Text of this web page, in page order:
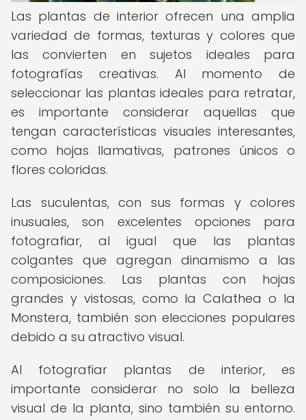
Las plantas de interior ofrecen una amplia
variedad de formas, texturas y colores que
las convierten en sujetos ideales para
fotografías creativas. Al momento de
seleccionar las plantas ideales para retratar,
es importante considerar aquellas que
tengan características visuales interesantes,
como hojas llamativas, patrones únicos o
flores coloridas.
Las suculentas, con sus formas y colores
inusuales, son excelentes opciones para
fotografiar, al igual que las plantas
colgantes que agregan dinamismo a las
composiciones. Las plantas con hojas
grandes y vistosas, como la Calathea o la
Monstera, también son elecciones populares
debido a su atractivo visual.
Al fotografiar plantas de interior, es
importante considerar no solo la belleza
visual de la planta, sino también su entorno.